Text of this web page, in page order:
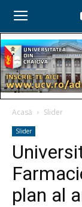
Acasă Slider
Slider
plan al